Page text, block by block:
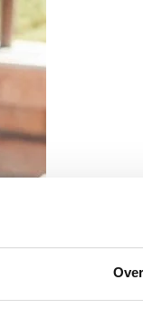
Over